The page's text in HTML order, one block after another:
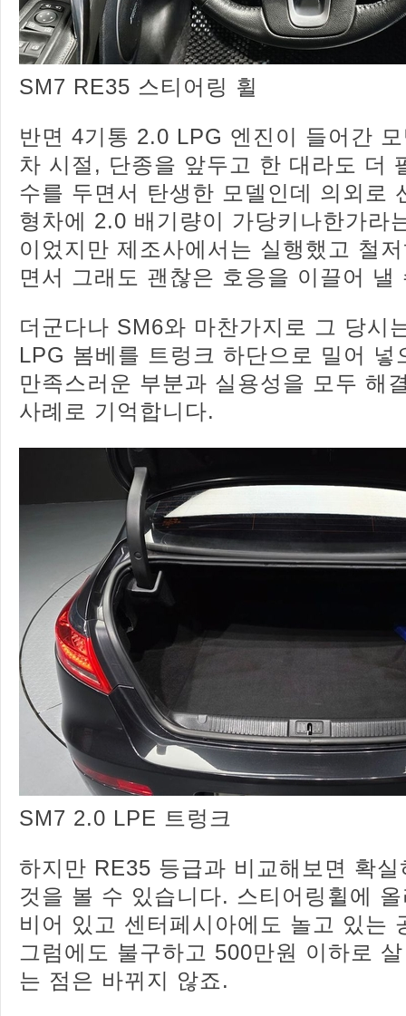
SM7 RE35 스티어링 휠
반면 4기통 2.0 LPG 엔진이 들어간
차 시절, 단종을 앞두고 한 대라도 더
수를 두면서 탄생한 모델인데 의외로
형차에 2.0 배기량이 가당키나한가라
이었지만 제조사에서는 실행했고 철
면서 그래도 괜찮은 호응을 이끌어 낼
더군다나 SM6와 마찬가지로 그 당시
LPG 봄베를 트렁크 하단으로 밀어 넣
만족스러운 부분과 실용성을 모두 해
사례로 기억합니다.
SM7 2.0 LPE 트렁크
하지만 RE35 등급과 비교해보면 확
것을 볼 수 있습니다. 스티어링휠에
비어 있고 센터페시아에도 놀고 있는
그럼에도 불구하고 500만원 이하로
는 점은 바뀌지 않죠.